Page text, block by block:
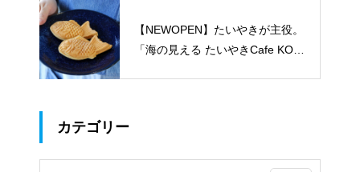
【NEWOPEN】たいやきが主役。
「海の見える たいやきCafe KOM
カテゴリー